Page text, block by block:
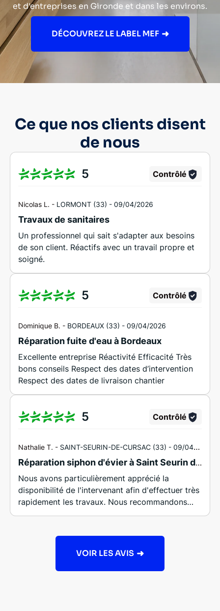
et d'entreprises en Gironde et dans les environs.
DÉCOUVREZ LE LABEL MEF
Ce que nos clients disent
de nous
5 Contrôlé
Nicolas L. - LORMONT (33) - 09/04/2026
Travaux de sanitaires
Un professionnel qui sait s'adapter aux besoins
de son client. Réactifs avec un travail propre et
soigné.
5 Contrôlé
Dominique B. - BORDEAUX (33) - 09/04/2026
Réparation fuite d'eau à Bordeaux
Excellente entreprise Réactivité Efficacité Très
bons conseils Respect des dates d’intervention
Respect des dates de livraison chantier
5 Contrôlé
Nathalie T. - SAINT-SEURIN-DE-CURSAC (33) - 09/04/2026
Réparation siphon d'évier à Saint Seurin de Cursac
Nous avons particulièrement apprécié la
disponibilité de l'intervenant afin d'effectuer très
rapidement les travaux. Nous recommandons
cette entreprise également pour son
VOIR LES AVIS